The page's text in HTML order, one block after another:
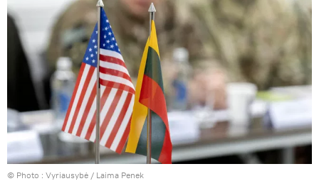
© Photo : Vyriausybė / Laima Penek